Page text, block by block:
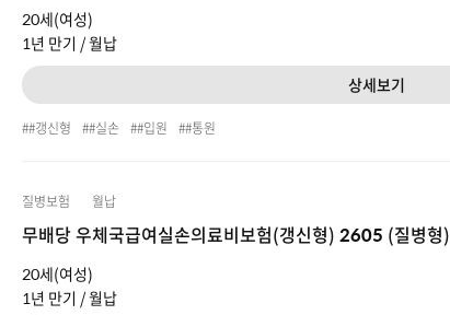
20세(여성)
1년 만기 /월납
상세보기
#갱신형 #실손 #입원 #통원
질병보험 월납
무배당 우체국급여실손의료비보험(갱신형) 2605 (질병형)
20세(여성)
1년 만기 /월납